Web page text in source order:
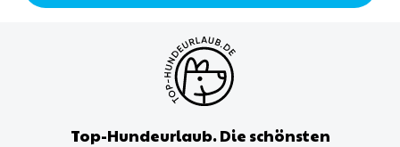
Top-Hundeurlaub. Die schönsten